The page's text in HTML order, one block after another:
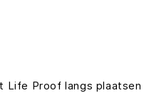
Life Proof langs plaatsen